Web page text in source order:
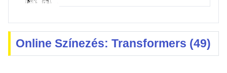
Online Színezés: Transformers (49)